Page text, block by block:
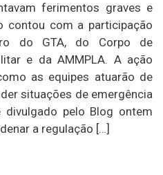
ferimentos graves e
contou com a participação
do GTA, do Corpo de
e da AMMPLA. A ação
as equipes atuarão de
situações de emergência
pelo Blog ontem
a regulação […]